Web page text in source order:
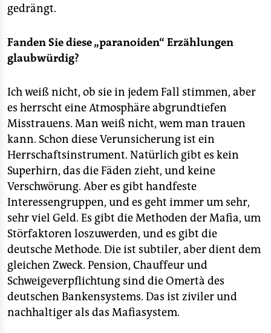
gedrängt.
Fanden Sie diese „paranoiden“ Erzählungen
glaubwürdig?
Ich weiß nicht, ob sie in jedem Fall stimmen, aber
es herrscht eine Atmosphäre abgrundtiefen
Misstrauens. Man weiß nicht, wem man trauen
kann. Schon diese Verunsicherung ist ein
Herrschaftsinstrument. Natürlich gibt es kein
Superhirn, das die Fäden zieht, und keine
Verschwörung. Aber es gibt handfeste
Interessengruppen, und es geht immer um sehr,
sehr viel Geld. Es gibt die Methoden der Mafia, um
Störfaktoren loszuwerden, und es gibt die
deutsche Methode. Die ist subtiler, aber dient dem
gleichen Zweck. Pension, Chauffeur und
Schweigeverpflichtung sind die Omertà des
deutschen Bankensystems. Das ist ziviler und
nachhaltiger als das Mafiasystem.